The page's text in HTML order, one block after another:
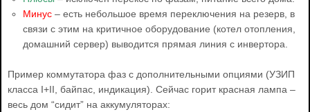
Минус – есть небольшое время переключения на резерв, в
связи с этим на критичное оборудование (котел отопления,
домашний сервер) выводится прямая линия с инвертора.
Пример коммутатора фаз с дополнительными опциями (УЗИП
класса I+II, байпас, индикация). Сейчас горит красная лампа –
весь дом “сидит” на аккумуляторах: